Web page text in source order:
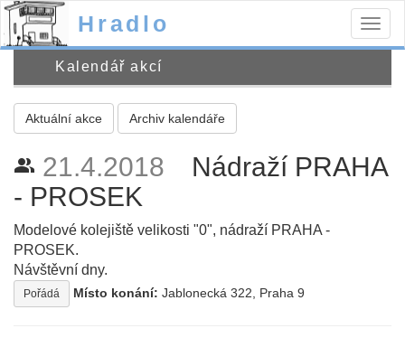
Hradlo
Kalendář akcí
Aktuální akce Archiv kalendáře
people_alt 21.4.2018
Nádraží PRAHA
- PROSEK
Modelové kolejiště velikosti "0", nádraží PRAHA -
PROSEK.
Návštěvní dny.
Pořádá Místo konání: Jablonecká 322, Praha 9